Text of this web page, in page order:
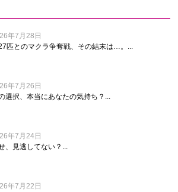
年7月28日
匹とのマクラ争奪戦、その結末は…。...
年7月26日
選択、本当にあなたの気持ち？...
年7月24日
、見逃してない？...
年7月22日